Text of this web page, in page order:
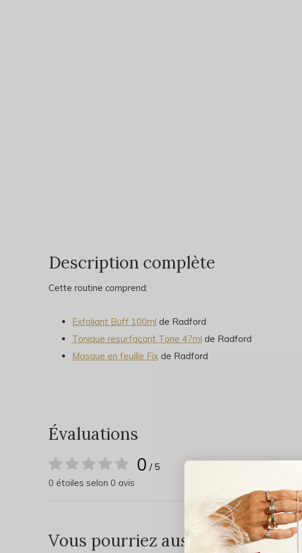
Description complète
Cette routine comprend:
Exfoliant Buff 100ml de Radford
Tonique resurfaçant Tone 47ml de Radford
Masque en feuille Fix de Radford
Évaluations
0 / 5
0 étoiles selon 0 avis
Vous pourriez aussi aimer...